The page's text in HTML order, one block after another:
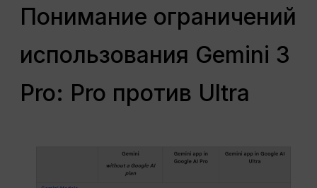
Понимание ограничений
использования Gemini 3
Pro: Pro против Ultra